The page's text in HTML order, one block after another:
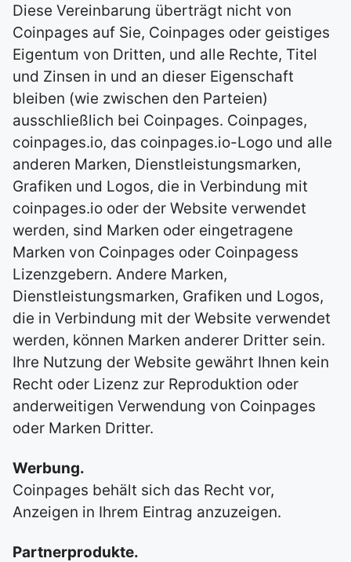
Diese Vereinbarung überträgt nicht von
Coinpages auf Sie, Coinpages oder geistiges
Eigentum von Dritten, und alle Rechte, Titel
und Zinsen in und an dieser Eigenschaft
bleiben (wie zwischen den Parteien)
ausschließlich bei Coinpages. Coinpages,
coinpages.io, das coinpages.io-Logo und alle
anderen Marken, Dienstleistungsmarken,
Grafiken und Logos, die in Verbindung mit
coinpages.io oder der Website verwendet
werden, sind Marken oder eingetragene
Marken von Coinpages oder Coinpagess
Lizenzgebern. Andere Marken,
Dienstleistungsmarken, Grafiken und Logos,
die in Verbindung mit der Website verwendet
werden, können Marken anderer Dritter sein.
Ihre Nutzung der Website gewährt Ihnen kein
Recht oder Lizenz zur Reproduktion oder
anderweitigen Verwendung von Coinpages
oder Marken Dritter.
Werbung.
Coinpages behält sich das Recht vor,
Anzeigen in Ihrem Eintrag anzuzeigen.
Partnerprodukte.